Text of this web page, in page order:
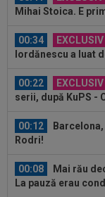
Mihai Stoica. E
00:34 EXCLUSIV
Iordănescu a luat
00:22 EXCLUSIV
serii, după KuPS -
00:12
Rodri!
00:08
Mai rău
La pauză erau